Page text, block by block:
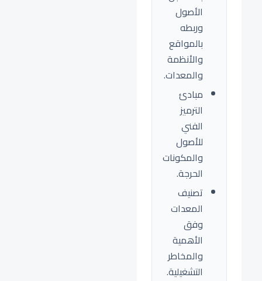
الأصول
وربطه
بالمواقع
والأنظمة
والمعدات.
مبادئ
الترميز
الفني
للأصول
والمكونات
الحرجة.
تصنيف
المعدات
وفق
الأهمية
والمخاطر
التشغيلية.